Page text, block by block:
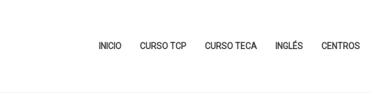
INICIO CURSO TCP CURSO TECA INGLÉS CENTROS